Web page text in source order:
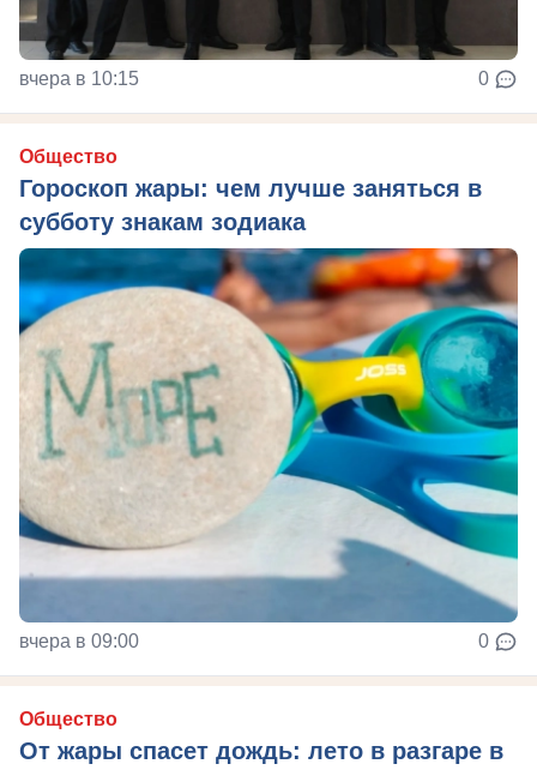
вчера в 10:15 0
Общество
Гороскоп жары: чем лучше заняться в
субботу знакам зодиака
вчера в 09:00 0
Общество
От жары спасет дождь: лето в разгаре в